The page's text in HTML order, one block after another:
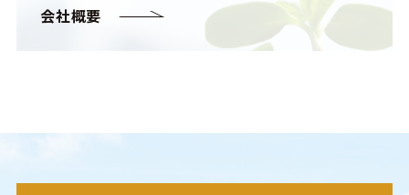
会社概要